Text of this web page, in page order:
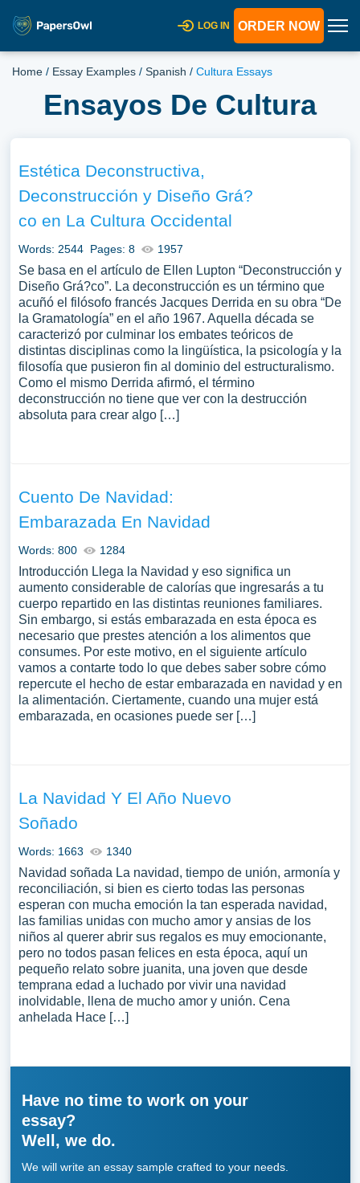
LOG IN ORDER NOW
Home / Essay Examples / Spanish / Cultura Essays
Ensayos De Cultura
Estética Deconstructiva,
Deconstrucción y Diseño Grá?
co en La Cultura Occidental
Words: 2544 Pages: 8 1957
Se basa en el artículo de Ellen Lupton “Deconstrucción y
Diseño Grá?co”. La deconstrucción es un término que
acuñó el filósofo francés Jacques Derrida en su obra “De
la Gramatología” en el año 1967. Aquella década se
caracterizó por culminar los embates teóricos de
distintas disciplinas como la lingüística, la psicología y la
filosofía que pusieron fin al dominio del estructuralismo.
Como el mismo Derrida afirmó, el término
deconstrucción no tiene que ver con la destrucción
absoluta para crear algo […]
Cuento De Navidad:
Embarazada En Navidad
Words: 800 1284
Introducción Llega la Navidad y eso significa un
aumento considerable de calorías que ingresarás a tu
cuerpo repartido en las distintas reuniones familiares.
Sin embargo, si estás embarazada en esta época es
necesario que prestes atención a los alimentos que
consumes. Por este motivo, en el siguiente artículo
vamos a contarte todo lo que debes saber sobre cómo
repercute el hecho de estar embarazada en navidad y en
la alimentación. Ciertamente, cuando una mujer está
embarazada, en ocasiones puede ser […]
La Navidad Y El Año Nuevo
Soñado
Words: 1663 1340
Navidad soñada La navidad, tiempo de unión, armonía y
reconciliación, si bien es cierto todas las personas
esperan con mucha emoción la tan esperada navidad,
las familias unidas con mucho amor y ansias de los
niños al querer abrir sus regalos es muy emocionante,
pero no todos pasan felices en esta época, aquí un
pequeño relato sobre juanita, una joven que desde
temprana edad a luchado por vivir una navidad
inolvidable, llena de mucho amor y unión. Cena
anhelada Hace […]
Have no time to work on your
essay?
Well, we do.
We will write an essay sample crafted to your needs.